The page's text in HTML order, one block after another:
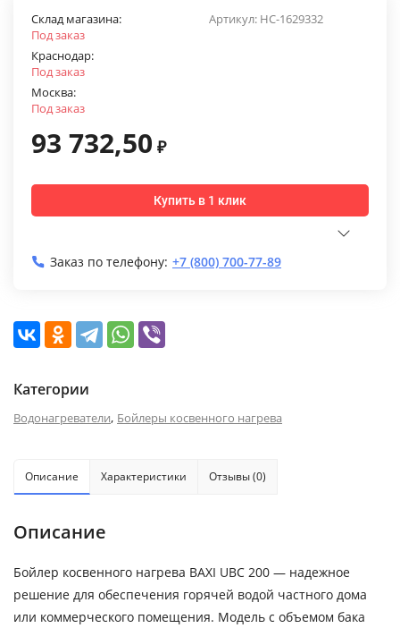
Артикул: НС-1629332
Склад магазина:
Под заказ
Краснодар:
Под заказ
Москва:
Под заказ
93 732,50 ₽
Купить в 1 клик
Заказ по телефону: +7 (800) 700-77-89
Категории
Водонагреватели, Бойлеры косвенного нагрева
Описание Характеристики Отзывы (0)
Описание
Бойлер косвенного нагрева BAXI UBC 200 — надежное
решение для обеспечения горячей водой частного дома
или коммерческого помещения. Модель с объемом бака